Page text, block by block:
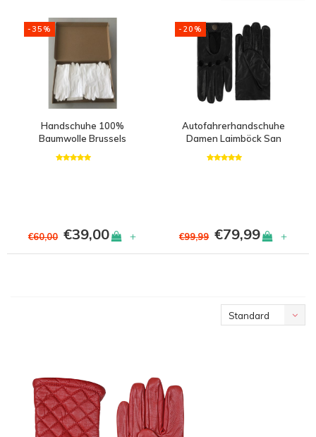
-35%
Handschuhe 100%
Baumwolle Brussels
€60,00 €39,00 +
-20%
Autofahrerhandschuhe
Damen Laimböck San
€99,99 €79,99 +
Standard